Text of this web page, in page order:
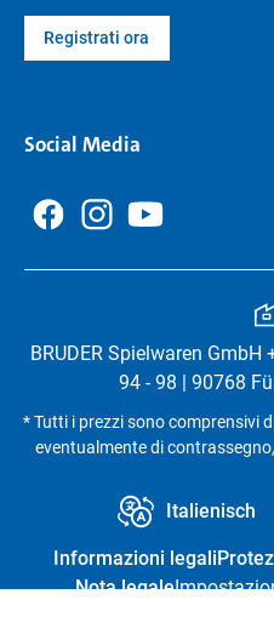
Registrati ora
Social Media
BRUDER Spielwaren GmbH
94 - 98 | 90768
* Tutti i prezzi sono comprensivi
eventualmente di
Italienisch
Informazioni legali
Nota legale